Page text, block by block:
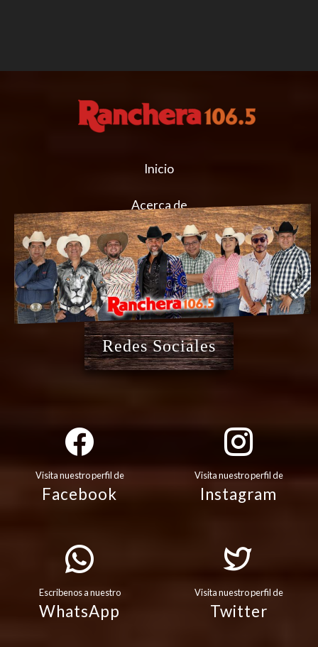
Inicio
Acerca de
Redes Sociales
Visita nuestro perfil de
Facebook
Visita nuestro perfil de
Instagram
Escribenos a nuestro
WhatsApp
Visita nuestro perfil de
Twitter